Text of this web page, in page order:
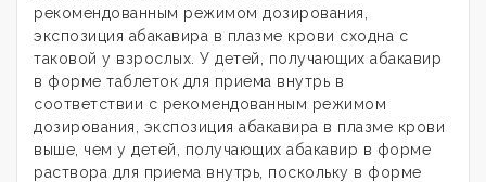
рекомендованным режимом дозирования,
экспозиция абакавира в плазме крови сходна с
таковой у взрослых. У детей, получающих абакавир
в форме таблеток для приема внутрь в
соответствии с рекомендованным режимом
дозирования, экспозиция абакавира в плазме крови
выше, чем у детей, получающих абакавир в форме
раствора для приема внутрь, поскольку в форме